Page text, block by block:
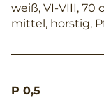
weiß, VI-VIII, 70
mittel, horstig,
P 0,5